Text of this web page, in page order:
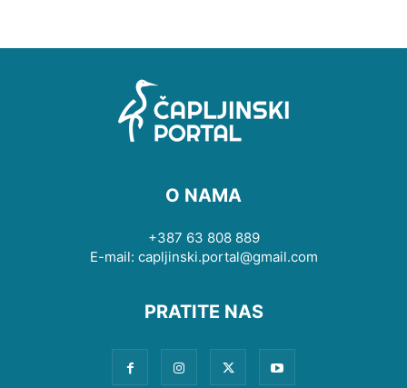
O NAMA
+387 63 808 889
E-mail: capljinski.portal@gmail.com
PRATITE NAS